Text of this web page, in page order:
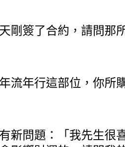
剛簽了合約，請問那
流年行這部位，你所
新問題：「我先生很